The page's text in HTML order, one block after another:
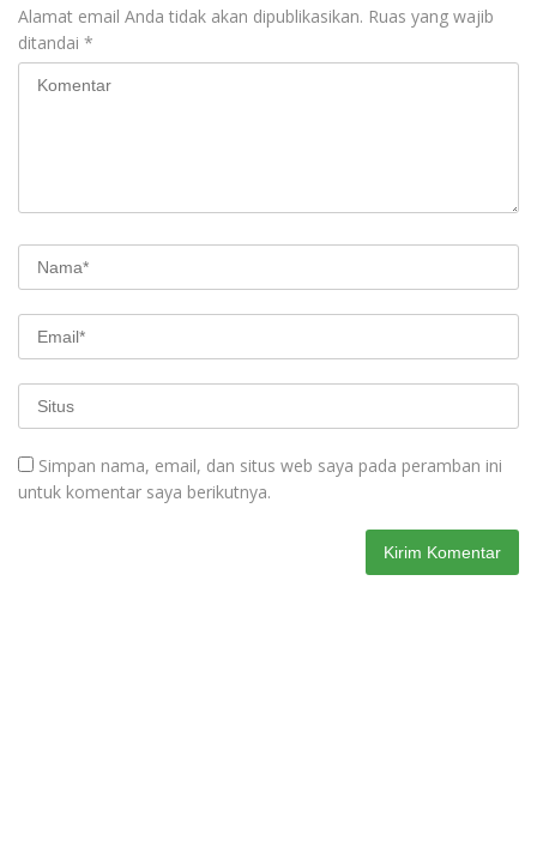
Alamat email Anda tidak akan dipublikasikan. Ruas yang wajib
ditandai *
Simpan nama, email, dan situs web saya pada peramban ini
untuk komentar saya berikutnya.